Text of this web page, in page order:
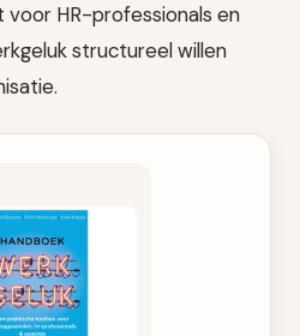
voor HR-professionals en
structureel willen